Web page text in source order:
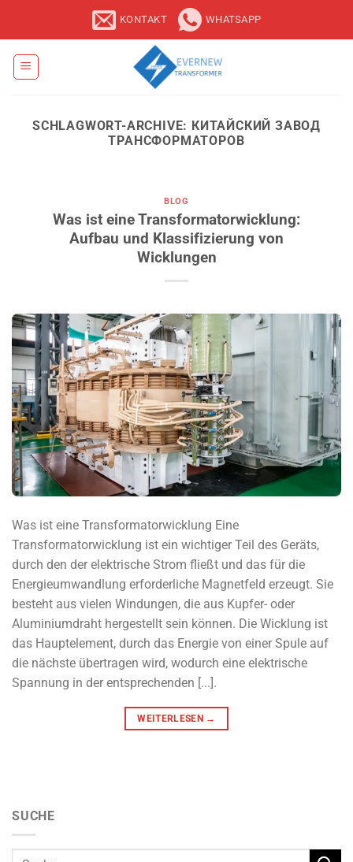
KONTAKT WHATSAPP
SCHLAGWORT-ARCHIVE: КИТАЙСКИЙ ЗАВОД
ТРАНСФОРМАТОРОВ
BLOG
Was ist eine Transformatorwicklung:
Aufbau und Klassifizierung von
Wicklungen
Was ist eine Transformatorwicklung Eine
Transformatorwicklung ist ein wichtiger Teil des Geräts,
durch den der elektrische Strom fließt und das für die
Energieumwandlung erforderliche Magnetfeld erzeugt. Sie
besteht aus vielen Windungen, die aus Kupfer- oder
Aluminiumdraht hergestellt sein können. Die Wicklung ist
das Hauptelement, durch das Energie von einer Spule auf
die nächste übertragen wird, wodurch eine elektrische
Spannung in der entsprechenden [...].
WEITERLESEN →
SUCHE